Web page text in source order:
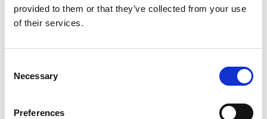
provided to them or that they’ve collected from your use
of their services.
Selection
Necessary
Preferences